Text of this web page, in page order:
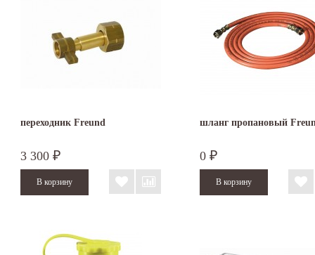
переходник Freund
3 300 ₽
шланг пропановый
0 ₽